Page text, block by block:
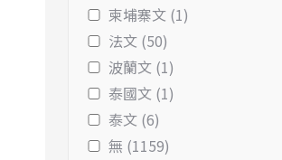
柬埔寨文 (1)
法文 (50)
波蘭文 (1)
泰國文 (1)
泰文 (6)
無 (1159)